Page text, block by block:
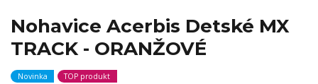
Nohavice Acerbis Detské MX
TRACK - ORANŽOVÉ
Novinka TOP produkt